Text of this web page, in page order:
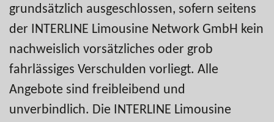
grundsätzlich ausgeschlossen, sofern seitens
der INTERLINE Limousine Network GmbH kein
nachweislich vorsätzliches oder grob
fahrlässiges Verschulden vorliegt. Alle
Angebote sind freibleibend und
unverbindlich. Die INTERLINE Limousine